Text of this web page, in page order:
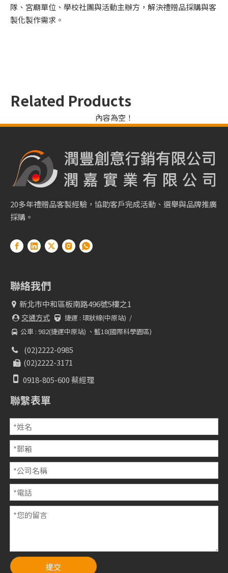
隊、宮廟單位、學校社團與活動主辦方，解決禮贈品採購與客
製化製作需求。
Related Products
內容為空！
20多年禮贈品客製經驗，協助客戶完成活動、選舉與品牌推廣
採購。
聯絡我們
 新北市中和區板南路496號5樓之1
 交通方式  捷運 : 環狀線(中原站) /
 公車 : 982(捷運中原站) 、藍18(國際科學園區)
 (02)2222-0985
(02)2222-3171
 0918-805-600 蔡經理
聯繫表單
提交